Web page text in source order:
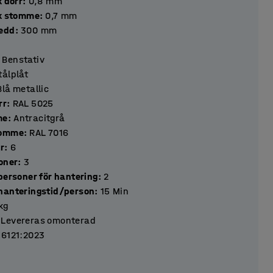
stomme: 0,7 mm
: 300 mm
Benstativ
metallic
: RAL 5025
: Antracitgrå
: RAL 7016
: 6
: 3
för hantering: 2
person: 15 Min
Levereras omonterad